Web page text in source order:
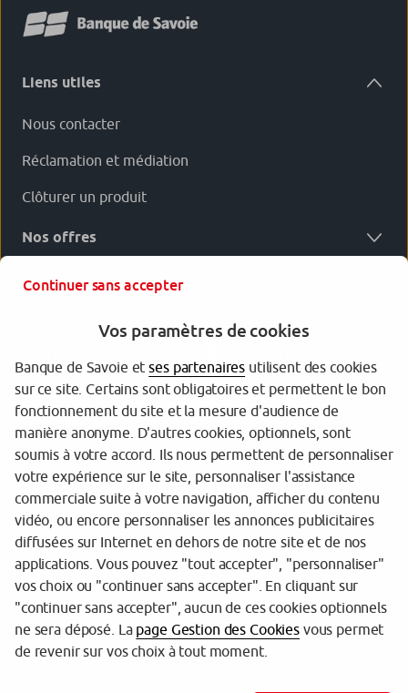
Liens utiles
Nous contacter
Réclamation et médiation
Clôturer un produit
Nos offres
Garantie des dépôts
Protection des données personnelles
Politique cookies
Sécurité
Tarifs
Mentions légales
Réglementation
Continuer sans accepter
Vos paramètres de cookies
Banque de Savoie etses partenaires utilisent des cookies
sur ce site. Certains sont obligatoires et permettent le bon
fonctionnement du site et la mesure d'audience de
manière anonyme. D'autres cookies, optionnels, sont
soumis à votre accord. Ils nous permettent de personnaliser
votre expérience sur le site, personnaliser l'assistance
commerciale suite à votre navigation, afficher du contenu
vidéo, ou encore personnaliser les annonces publicitaires
diffusées sur Internet en dehors de notre site et de nos
applications. Vous pouvez "tout accepter", "personnaliser"
vos choix ou "continuer sans accepter". En cliquant sur
"continuer sans accepter", aucun de ces cookies optionnels
ne sera déposé. La page Gestion des Cookiesvous permet
de revenir sur vos choix à tout moment.